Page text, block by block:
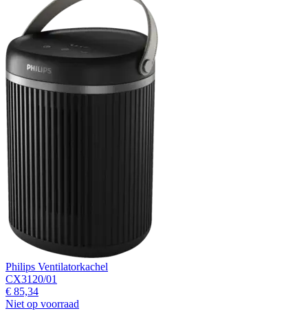
Philips Ventilatorkachel
CX3120/01
€ 85,34
Niet op voorraad